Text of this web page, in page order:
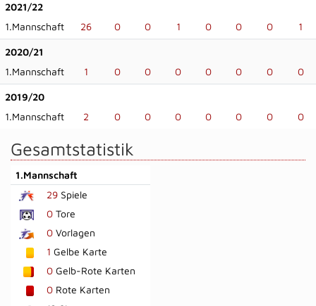
2021/22
1.Mannschaft
26 0 0 1 0 0 0 1
2020/21
1.Mannschaft
1 0 0 0 0 0 0 0
2019/20
1.Mannschaft
2 0 0 0 0 0 0 0
Gesamtstatistik
1.Mannschaft
29 Spiele
0 Tore
0 Vorlagen
1 Gelbe Karte
0 Gelb-Rote Karten
0 Rote Karten